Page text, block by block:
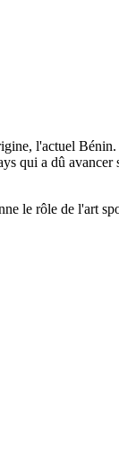
l'actuel
qui a dû
le rôle de l'art